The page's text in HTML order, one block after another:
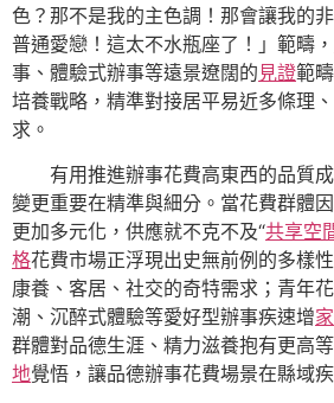
色？那不是我的主色調！那會讓我的
普通愛戀！這太不水瓶座了！」範疇，
事、體驗式辦事等遠景遼闊的 見證範
培養戰略，精準對接居平易近多條理
求。
有用推進辦事花費高東西的品質
變更重要在精準與細分。當花費群體
更加多元化，供應就不克不及“共享空
格花費市場正浮現出史無前例的多樣
康養、客居、社交的奇特需求；青年
潮、沉醉式體驗等愛好型辦事疾速增
群體對品德生涯、精力滋養抱有更高
地覺悟，讓品德辦事花費場景在縣域